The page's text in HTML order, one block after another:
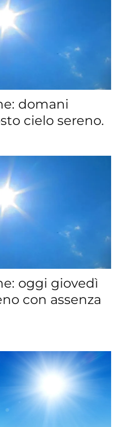
domani
cielo sereno.
oggi giovedì
con assenza